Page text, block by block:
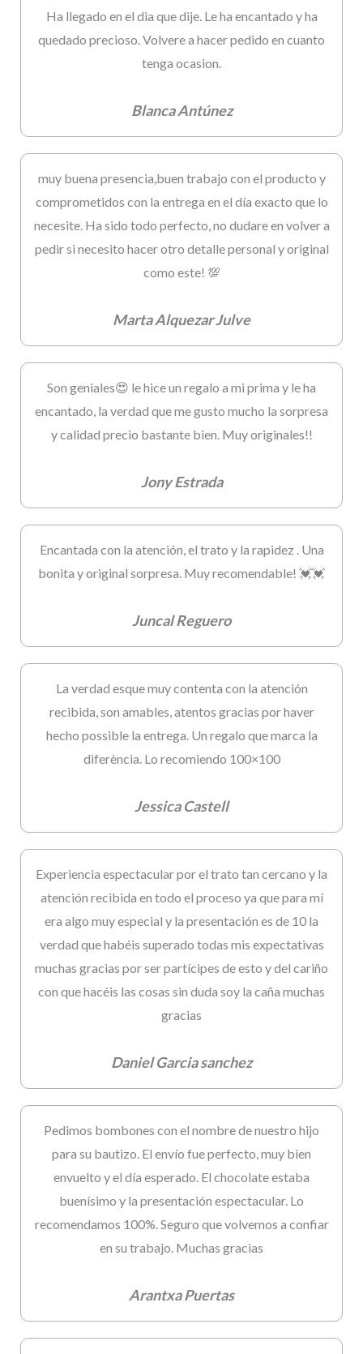
Ha llegado en el dia que dije. Le ha encantado y ha
quedado precioso. Volvere a hacer pedido en cuanto
tenga ocasion.
Blanca Antúnez
muy buena presencia,buen trabajo con el producto y
comprometidos con la entrega en el día exacto que lo
necesite. Ha sido todo perfecto, no dudare en volver a
pedir si necesito hacer otro detalle personal y original
como este! 💯
Marta Alquezar Julve
Son geniales😍 le hice un regalo a mi prima y le ha
encantado, la verdad que me gusto mucho la sorpresa
y calidad precio bastante bien. Muy originales!!
Jony Estrada
Encantada con la atención, el trato y la rapidez . Una
bonita y original sorpresa. Muy recomendable! 💓💓
Juncal Reguero
La verdad esque muy contenta con la atención
recibida, son amables, atentos gracias por haver
hecho possible la entrega. Un regalo que marca la
diferència. Lo recomiendo 100×100
Jessica Castell
Experiencia espectacular por el trato tan cercano y la
atención recibida en todo el proceso ya que para mí
era algo muy especial y la presentación es de 10 la
verdad que habéis superado todas mis expectativas
muchas gracias por ser partícipes de esto y del cariño
con que hacéis las cosas sin duda soy la caña muchas
gracias
Daniel Garcia sanchez
Pedimos bombones con el nombre de nuestro hijo
para su bautizo. El envío fue perfecto, muy bien
envuelto y el día esperado. El chocolate estaba
buenísimo y la presentación espectacular. Lo
recomendamos 100%. Seguro que volvemos a confiar
en su trabajo. Muchas gracias
Arantxa Puertas